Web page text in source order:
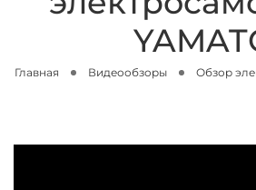
Главная Видеообзоры Обзор